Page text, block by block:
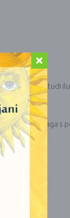
na kartah in tudi
karte in pomaga s